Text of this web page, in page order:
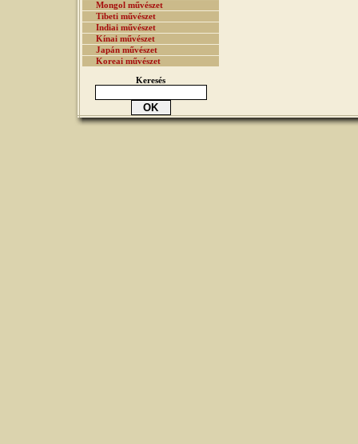
Mongol művészet
Tibeti művészet
Indiai művészet
Kínai művészet
Japán művészet
Koreai művészet
Keresés